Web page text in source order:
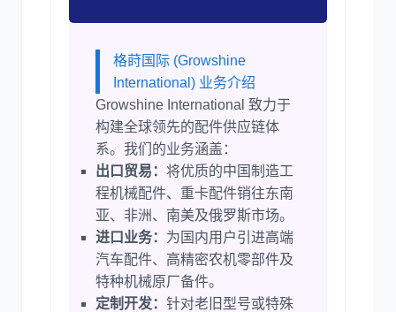
格莳国际 (Growshine
International) 业务介绍
Growshine International 致力于
构建全球领先的配件供应链体
系。我们的业务涵盖：
出口贸易： 将优质的中国制造工
程机械配件、重卡配件销往东南
亚、非洲、南美及俄罗斯市场。
进口业务： 为国内用户引进高端
汽车配件、高精密农机零部件及
特种机械原厂备件。
定制开发： 针对老旧型号或特殊